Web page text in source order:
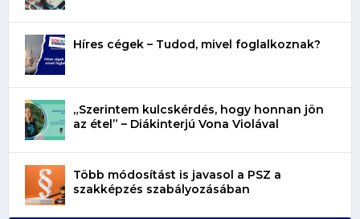
Híres cégek – Tudod, mivel foglalkoznak?
„Szerintem kulcskérdés, hogy honnan jön
az étel” – Diákinterjú Vona Violával
Több módosítást is javasol a PSZ a
szakképzés szabályozásában